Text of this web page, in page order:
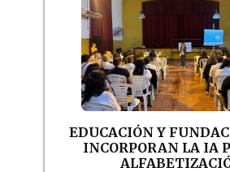
EDUCACIÓN Y
INCORPORAN LA IA